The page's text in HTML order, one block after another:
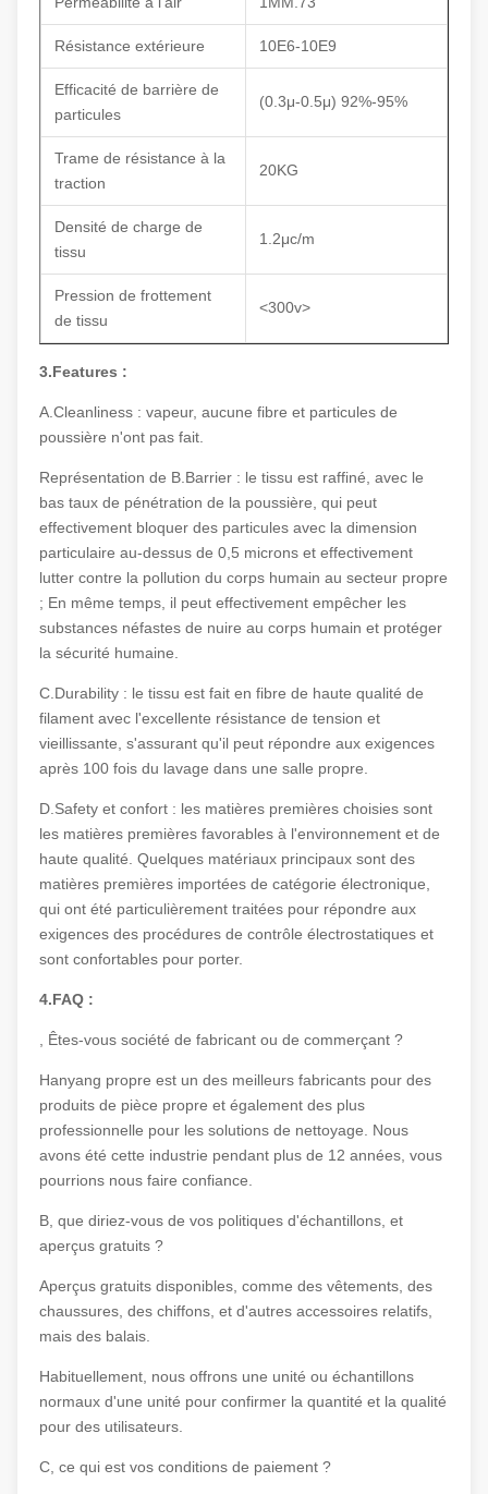
Résistance extérieure 10E6-10E9
Efficacité de barrière de
particules
(0.3μ-0.5μ) 92%-95%
Trame de résistance à la
traction
20KG
Densité de charge de
tissu
1.2μc/m
Pression de frottement
de tissu
<300v>
3.Features :
A.Cleanliness : vapeur, aucune fibre et particules de
poussière n'ont pas fait.
Représentation de B.Barrier : le tissu est raffiné, avec le
bas taux de pénétration de la poussière, qui peut
effectivement bloquer des particules avec la dimension
particulaire au-dessus de 0,5 microns et effectivement
lutter contre la pollution du corps humain au secteur propre
; En même temps, il peut effectivement empêcher les
substances néfastes de nuire au corps humain et protéger
la sécurité humaine.
C.Durability : le tissu est fait en fibre de haute qualité de
filament avec l'excellente résistance de tension et
vieillissante, s'assurant qu'il peut répondre aux exigences
après 100 fois du lavage dans une salle propre.
D.Safety et confort : les matières premières choisies sont
les matières premières favorables à l'environnement et de
haute qualité. Quelques matériaux principaux sont des
matières premières importées de catégorie électronique,
qui ont été particulièrement traitées pour répondre aux
exigences des procédures de contrôle électrostatiques et
sont confortables pour porter.
4.FAQ :
, Êtes-vous société de fabricant ou de commerçant ?
Hanyang propre est un des meilleurs fabricants pour des
produits de pièce propre et également des plus
professionnelle pour les solutions de nettoyage. Nous
avons été cette industrie pendant plus de 12 années, vous
pourrions nous faire confiance.
B, que diriez-vous de vos politiques d'échantillons, et
aperçus gratuits ?
Aperçus gratuits disponibles, comme des vêtements, des
chaussures, des chiffons, et d'autres accessoires relatifs,
mais des balais.
Habituellement, nous offrons une unité ou échantillons
normaux d'une unité pour confirmer la quantité et la qualité
pour des utilisateurs.
C, ce qui est vos conditions de paiement ?